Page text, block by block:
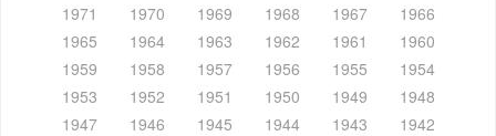
1971
1970 1969 1968 1967
1966
1965
1964 1963 1962 1961
1960
1959
1958 1957 1956 1955
1954
1953
1952 1951 1950 1949
1948
1947
1946 1945 1944 1943
1942